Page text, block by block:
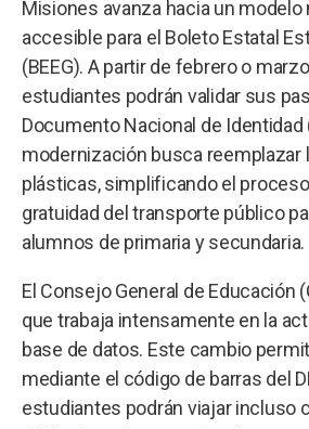
Misiones avanza hacia un
accesible para el Boleto Estatal
(BEEG). A partir de febrero o
estudiantes podrán validar sus
Documento Nacional de Identidad
modernización busca reemplazar
plásticas, simplificando el
gratuidad del transporte público
alumnos de primaria y secundaria.
El Consejo General de Educación
que trabaja intensamente en la
base de datos. Este cambio
mediante el código de barras del
estudiantes podrán viajar incluso